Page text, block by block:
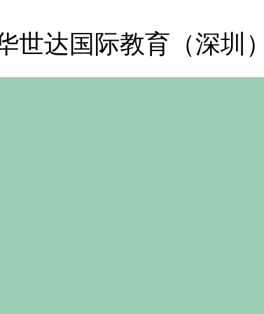
世达国际教育（深圳）